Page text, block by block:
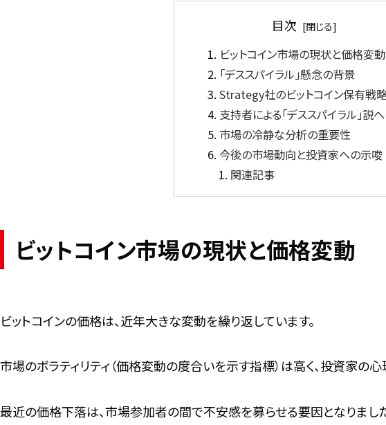
目次
ビットコイン市場の現状と価格変動
「デススパイラル」懸念の背景
Strategy社のビットコイン保有戦
支持者による「デススパイラル」説
市場の冷静な分析の重要性
今後の市場動向と投資家への示唆
関連記事
ビットコイン市場の現状と価格変動
ビットコインの価格は、近年大きな変動を繰り返しています。
市場のボラティリティ（価格変動の度合いを示す指標）は高く、投資家の
最近の価格下落は、市場参加者の間で不安感を募らせる要因となりまし